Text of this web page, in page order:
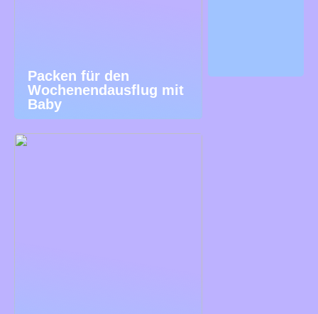
Packen für den
Wochenendausflug mit
Baby